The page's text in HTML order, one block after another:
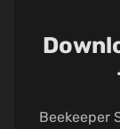
Beekeeper